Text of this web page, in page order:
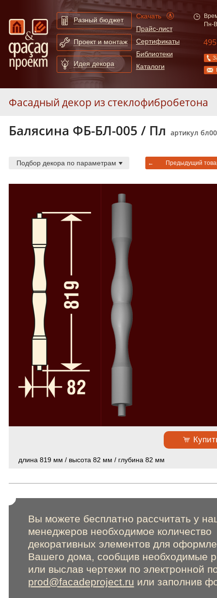
Разный бюджет
Проект и монтаж
Идея декора
Скачать
Прайс-лист
Сертификаты
Библиотеки
Каталоги
Пн-
Фасадный декор из стеклофибробетона
Карнизы из стеклофибробетона
55
Сандрики из стеклофибробетона
Балюстрады из стеклофибробетона
87
Полуколонны из стеклофибробетона
58
Пилястры в сборе из стеклофибробетона
Русты из стеклофибробетона
Консоли из стеклофибробетона
34
Слуховые окна и обрамления из стеклофибробетона
Камни замковые из стеклофибробетона
37
Декоративные элементы из стеклофибробетона
Расходники
Фасадный декор из полиуретана
Фасадный декор из пенопласта
Сертификаты
Расширенный поиск по сайту
Балясина ФБ-БЛ-005 / Пл артикул
Подбор декора по параметрам ← Предыдущий
длина 819 мм / высота 82 мм / глубина 82 мм
Вы можете бесплатно рассчитать у
менеджеров необходимое количество
декоративных элементов для
Вашего дома, сообщив необходимые
или выслав чертежи по электронной
prod@facadeproject.ru или заполнив